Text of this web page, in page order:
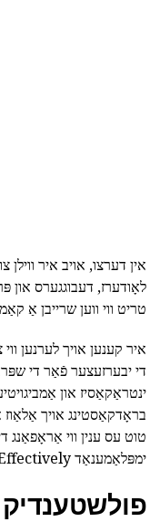
אין דערצו, אויב איר
לאָודערז, דעבוגגערס און
טריט ווי ווען שרייבן אַ
איר קענען אויך לערנען
די יבערזעצער פֿאַר די
ינטראַקאַסיז און
בראָדקאַסטינג אויך אַלאַוז
טוט עס ענין ווי אַראָפאַנג
ימפּלאַמענאַד Effectively?